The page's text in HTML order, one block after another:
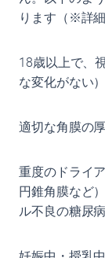
ります（※詳
18歳以上で、
な変化がない）
適切な角膜の
重度のドライ
円錐角膜など
ル不良の糖尿